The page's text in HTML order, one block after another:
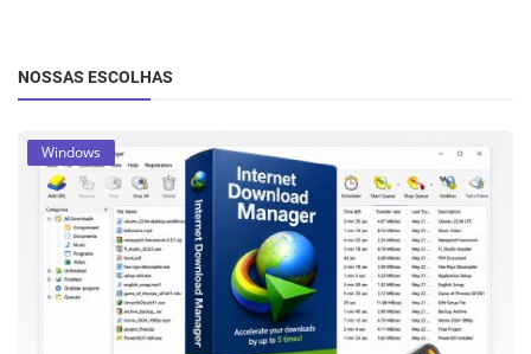
NOSSAS ESCOLHAS
Windows